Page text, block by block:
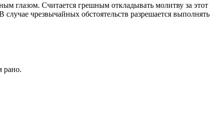
глазом. Считается грешным откладывать молитву за этот
чрезвычайных обстоятельств разрешается выполнять
рано.